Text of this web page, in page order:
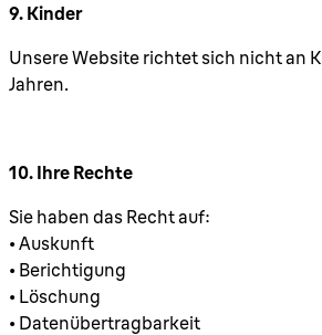
9. Kinder
Unsere Website richtet sich nicht an
Jahren.
10. Ihre Rechte
Sie haben das Recht auf:
• Auskunft
• Berichtigung
• Löschung
• Datenübertragbarkeit